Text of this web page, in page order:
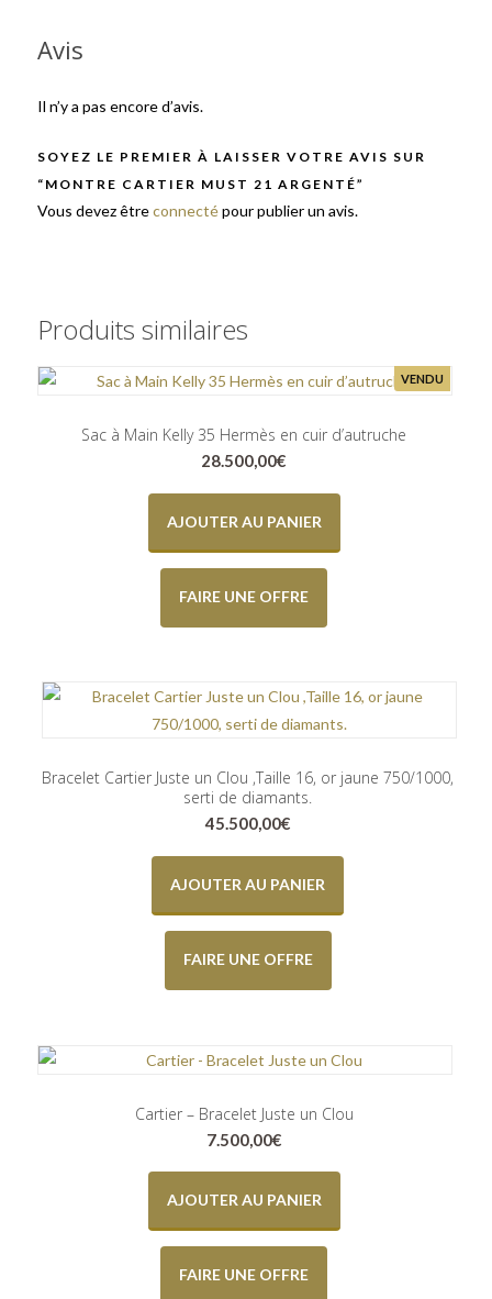
Avis
Il n’y a pas encore d’avis.
SOYEZ LE PREMIER À LAISSER VOTRE AVIS SUR
“MONTRE CARTIER MUST 21 ARGENTÉ”
Vous devez êtreconnectépour publier un avis.
Produits similaires
VENDU
Sac à Main Kelly 35 Hermès en cuir d’autruche
28.500,00€
AJOUTER AU PANIER
FAIRE UNE OFFRE
Bracelet Cartier Juste un Clou ,Taille 16, or jaune 750/1000,
serti de diamants.
45.500,00€
AJOUTER AU PANIER
FAIRE UNE OFFRE
Cartier – Bracelet Juste un Clou
7.500,00€
AJOUTER AU PANIER
FAIRE UNE OFFRE